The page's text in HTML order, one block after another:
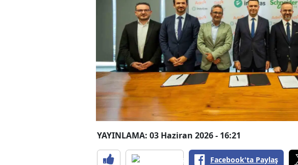
YAYINLAMA: 03 Haziran 2026 - 16:21
Facebook'ta Paylaş